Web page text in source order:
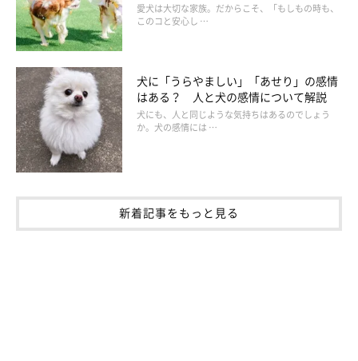
愛犬は大切な家族。だからこそ、「もしもの時も、
このコと安心し …
犬に「うらやましい」「あせり」の感情
はある？ 人と犬の感情について解説
犬にも、人と同じような気持ちはあるのでしょう
か。犬の感情には …
新着記事をもっと見る